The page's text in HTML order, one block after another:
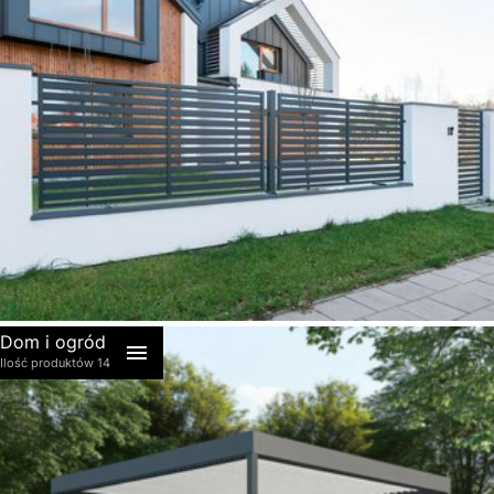
akcesoria
Dom i ogród
Ilość produktów 14